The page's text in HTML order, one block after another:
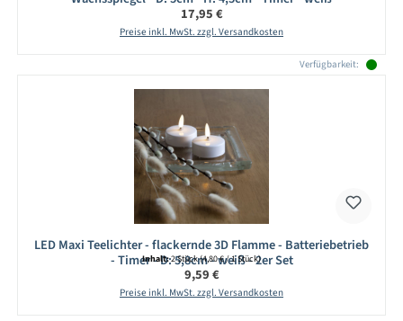
Regulärer Preis:
17,95 €
Preise inkl. MwSt. zzgl. Versandkosten
Verfügbarkeit:
LED Maxi Teelichter - flackernde 3D Flamme - Batteriebetrieb
- Timer - D: 5,8cm - weiß - 2er Set
Inhalt:2 Stück(4,80 € / 1 Stück)
Regulärer Preis:
9,59 €
Preise inkl. MwSt. zzgl. Versandkosten